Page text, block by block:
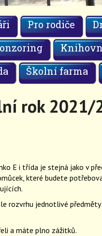
Pro rodiče
Školní farma
rok 2021/
E i třída je stejná jako v
které budete
rozvrhu jednotlivé
a máte plno zážitků.